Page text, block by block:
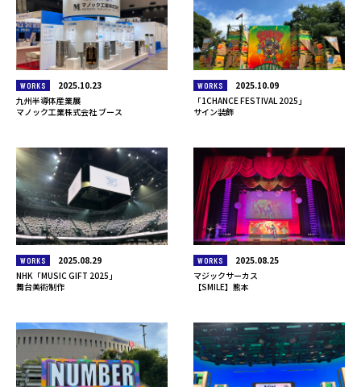
WORKS
2025.10.23
九州半導体産業展
マノック工業株式会社 ブース
WORKS
2025.10.09
「1CHANCE FESTIVAL 2025」
サイン装飾
WORKS
2025.08.29
NHK「MUSIC GIFT 2025」
舞台美術制作
WORKS
2025.08.25
マジックサーカス
【SMILE】熊本